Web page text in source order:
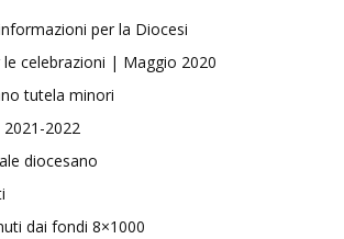
per la Diocesi
le celebrazioni | Maggio 2020
tutela minori
2022
diocesano
dai fondi 8×1000